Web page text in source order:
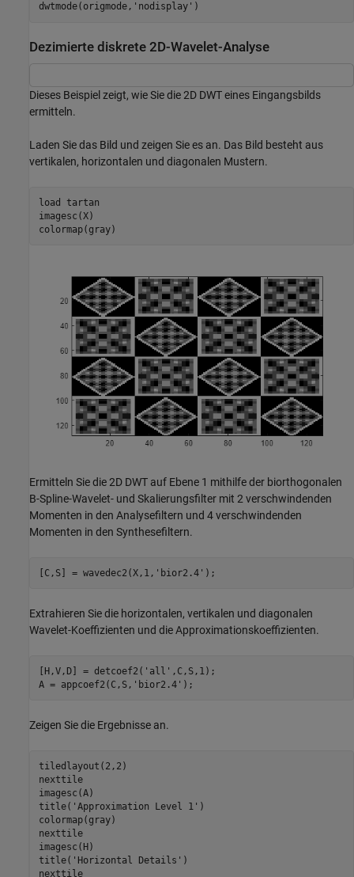
dwtmode(origmode, 'nodisplay' )
Dezimierte diskrete 2D-Wavelet-Analyse
Dieses Beispiel zeigt, wie Sie die 2D DWT eines Eingangsbilds
ermitteln.
Laden Sie das Bild und zeigen Sie es an. Das Bild besteht aus
vertikalen, horizontalen und diagonalen Mustern.
load tartan
imagesc(X)
colormap(gray)
Ermitteln Sie die 2D DWT auf Ebene 1 mithilfe der biorthogonalen
B-Spline-Wavelet- und Skalierungsfilter mit 2 verschwindenden
Momenten in den Analysefiltern und 4 verschwindenden
Momenten in den Synthesefiltern.
[C,S] = wavedec2(X,1, 'bior2.4' );
Extrahieren Sie die horizontalen, vertikalen und diagonalen
Wavelet-Koeffizienten und die Approximationskoeffizienten.
[H,V,D] = detcoef2( 'all' ,C,S,1);
A = appcoef2(C,S, 'bior2.4' );
Zeigen Sie die Ergebnisse an.
tiledlayout(2,2)
nexttile
imagesc(A)
title( 'Approximation Level 1' )
colormap(gray)
nexttile
imagesc(H)
title( 'Horizontal Details' )
nexttile